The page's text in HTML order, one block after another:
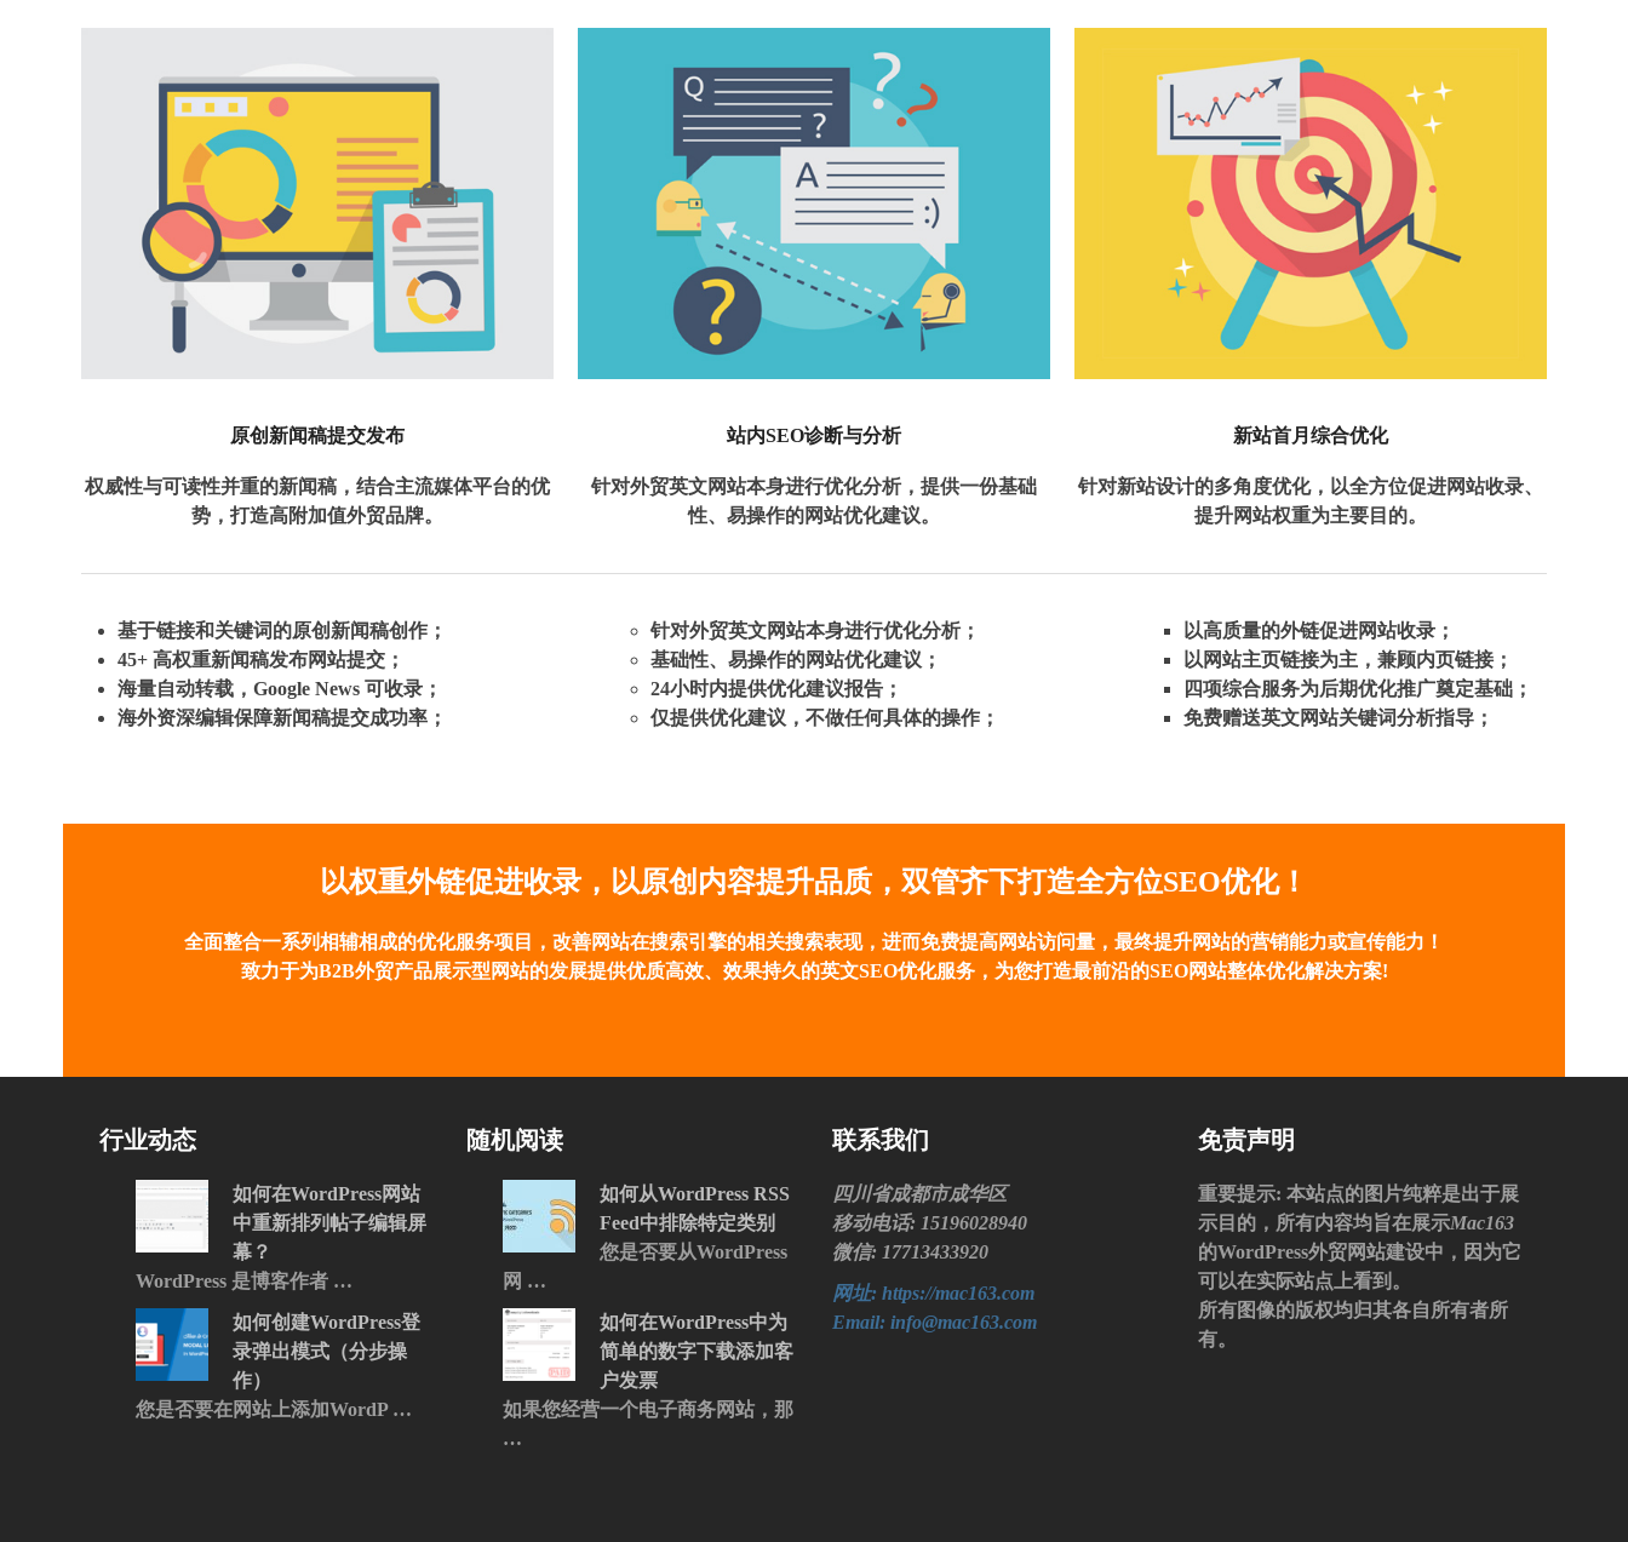
原创新闻稿提交发布
权威性与可读性并重的新闻稿，结合主流媒体平台的优
势，打造高附加值外贸品牌。
站内SEO诊断与分析
针对外贸英文网站本身进行优化分析，提供一份基础
性、易操作的网站优化建议。
新站首月综合优化
针对新站设计的多角度优化，以全方位促进网站收录、
提升网站权重为主要目的。
基于链接和关键词的原创新闻稿创作；
45+ 高权重新闻稿发布网站提交；
海量自动转载，Google News 可收录；
海外资深编辑保障新闻稿提交成功率；
针对外贸英文网站本身进行优化分析；
基础性、易操作的网站优化建议；
24小时内提供优化建议报告；
仅提供优化建议，不做任何具体的操作；
以高质量的外链促进网站收录；
以网站主页链接为主，兼顾内页链接；
四项综合服务为后期优化推广奠定基础；
免费赠送英文网站关键词分析指导；
以权重外链促进收录，以原创内容提升品质，双管齐下打造全方位SEO优化！
全面整合一系列相辅相成的优化服务项目，改善网站在搜索引擎的相关搜索表现，进而免费提高网站访问量，最终提升网站的营销能力或宣传能力！
致力于为B2B外贸产品展示型网站的发展提供优质高效、效果持久的英文SEO优化服务，为您打造最前沿的SEO网站整体优化解决方案!
行业动态
如何在WordPress网站
中重新排列帖子编辑屏
幕？
WordPress 是博客作者 …
如何创建WordPress登
录弹出模式（分步操
作）
您是否要在网站上添加WordP …
随机阅读
如何从WordPress RSS
Feed中排除特定类别
您是否要从WordPress
网 …
如何在WordPress中为
简单的数字下载添加客
户发票
如果您经营一个电子商务网站，那
…
联系我们
四川省成都市成华区
移动电话: 15196028940
微信: 17713433920
网址: https://mac163.com
Email: info@mac163.com
免责声明
重要提示: 本站点的图片纯粹是出于展
示目的，所有内容均旨在展示Mac163
的WordPress外贸网站建设中，因为它
可以在实际站点上看到。
所有图像的版权均归其各自所有者所
有。